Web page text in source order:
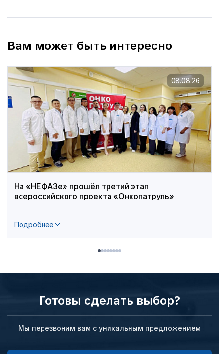
Вам может быть интересно
На «НЕФАЗе» прошёл третий этап
всероссийского проекта «Онкопатруль»
Подробнее
08.08.26
Готовы сделать выбор?
Мы перезвоним вам с уникальным предложением